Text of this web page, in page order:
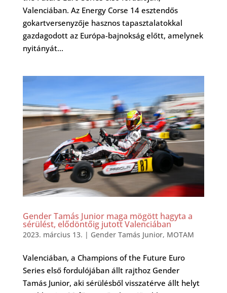
Valenciában. Az Energy Corse 14 esztendős
gokartversenyzője hasznos tapasztalatokkal
gazdagodott az Európa-bajnokság előtt, amelynek
nyitányát...
Gender Tamás Junior maga mögött hagyta a
sérülést, elődöntőig jutott Valenciában
2023. március 13. | Gender Tamás Junior, MOTAM
Valenciában, a Champions of the Future Euro
Series első fordulójában állt rajthoz Gender
Tamás Junior, aki sérülésből visszatérve állt helyt